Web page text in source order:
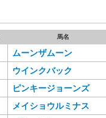
馬名
ムーンザムーン
ウインクバック
ピンキージョーンズ
メイショウルミナス